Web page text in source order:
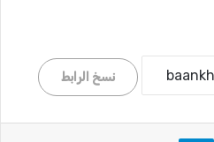
نسخ الرابط
واتساب